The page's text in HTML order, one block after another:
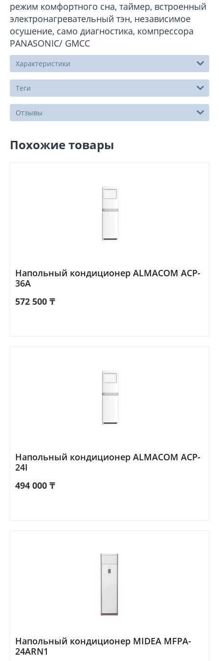
режим комфортного сна, таймер, встроенный
электронагревательный тэн, независимое
осушение, само диагностика, компрессора
PANASONIC/ GMCC
Характеристики
Теги
Отзывы
Похожие товары
Напольный кондиционер ALMACOM ACP-
36A
572 500 ₸
Напольный кондиционер ALMACOM ACP-
24I
494 000 ₸
Напольный кондиционер MIDEA MFPA-
24ARN1